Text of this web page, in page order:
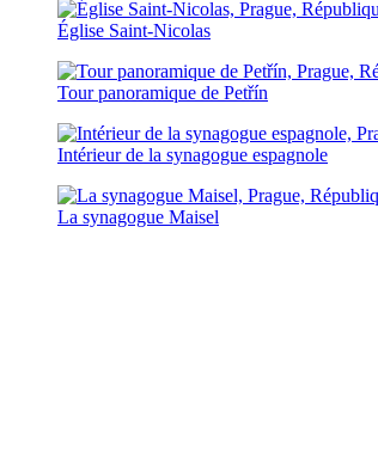
Église Saint-Nicolas
Tour panoramique de Petřín
Intérieur de la synagogue espagnole
La synagogue Maisel